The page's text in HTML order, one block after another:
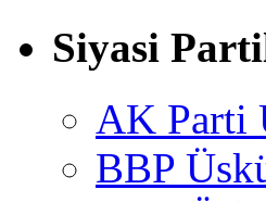
Siyasi
AK Parti
BBP